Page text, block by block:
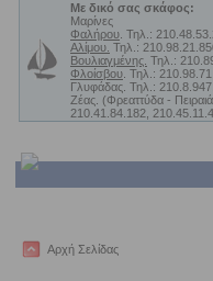
Με δικό σας σκάφος:
Μαρίνες
Φαλήρου . Τηλ.:
Αλίμου. Τηλ.:
Βουλιαγμένης. Τηλ.:
Φλοίσβου . Τηλ.:
Γλυφάδας. Τηλ.:
Ζέας. (Φρεαττύδα -
210.41.84.182,
Αρχή Σελίδας